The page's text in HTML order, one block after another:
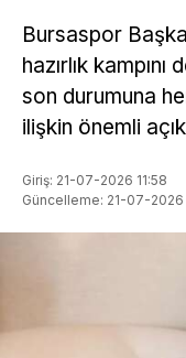
Bursaspor
hazırlık
son durumuna
ilişkin önemli
Giriş: 21-07-2026 11:58
Güncelleme: 21-07-2026